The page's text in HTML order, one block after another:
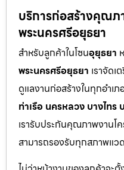
บริการก่อสร้างคุณ
พระนครศรีอยุธยา
สำหรับลูกค้าในโซนอุยุธยา
พระนครศรีอยุธยา เราจัด
ดูแลงานก่อสร้างในทุกอำเ
ท่าเรือ นครหลวง บางไทร
เรารับประกันคุณภาพงานโ
สามารถรองรับทุกสภาพแว